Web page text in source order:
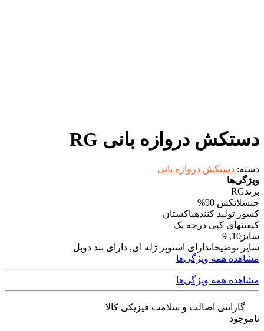
دستکش دروازه بانی RG
دسته: دستکش دروازه بانی
ویژگی‌ها
برندRG
جنسلاتکس 90%
کشور تولید کنندهپاکستان
کیفیتهای کپی درجه یک
سایز 10, 9
سایر توضیحاتدارای استوپر ژله ای, دارای بند دوبل
مشاهده همه ویژگی‌ها
مشاهده همه ویژگی‌ها
گارانتی اصالت و سلامت فیزیکی کالا
ناموجود